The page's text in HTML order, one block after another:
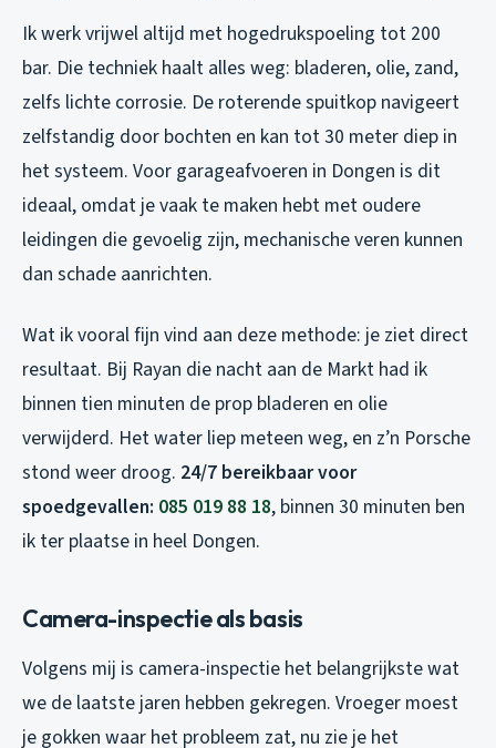
Ik werk vrijwel altijd met hogedrukspoeling tot 200
bar. Die techniek haalt alles weg: bladeren, olie, zand,
zelfs lichte corrosie. De roterende spuitkop navigeert
zelfstandig door bochten en kan tot 30 meter diep in
het systeem. Voor garageafvoeren in Dongen is dit
ideaal, omdat je vaak te maken hebt met oudere
leidingen die gevoelig zijn, mechanische veren kunnen
dan schade aanrichten.
Wat ik vooral fijn vind aan deze methode: je ziet direct
resultaat. Bij Rayan die nacht aan de Markt had ik
binnen tien minuten de prop bladeren en olie
verwijderd. Het water liep meteen weg, en z’n Porsche
stond weer droog. 24/7 bereikbaar voor
spoedgevallen: 085 019 88 18, binnen 30 minuten ben
ik ter plaatse in heel Dongen.
Camera-inspectie als basis
Volgens mij is camera-inspectie het belangrijkste wat
we de laatste jaren hebben gekregen. Vroeger moest
je gokken waar het probleem zat, nu zie je het